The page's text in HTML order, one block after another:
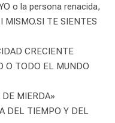
o la persona renacida,
MISMO.SI TE SIENTES
CRECIENTE
O TODO EL MUNDO
DE MIERDA»
DEL TIEMPO Y DEL